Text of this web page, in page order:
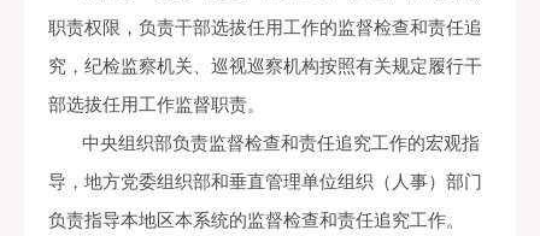
职责权限，负责干部选拔任用工作的监督检查和责任追
究，纪检监察机关、巡视巡察机构按照有关规定履行干
部选拔任用工作监督职责。
中央组织部负责监督检查和责任追究工作的宏观指
导，地方党委组织部和垂直管理单位组织（人事）部门
负责指导本地区本系统的监督检查和责任追究工作。